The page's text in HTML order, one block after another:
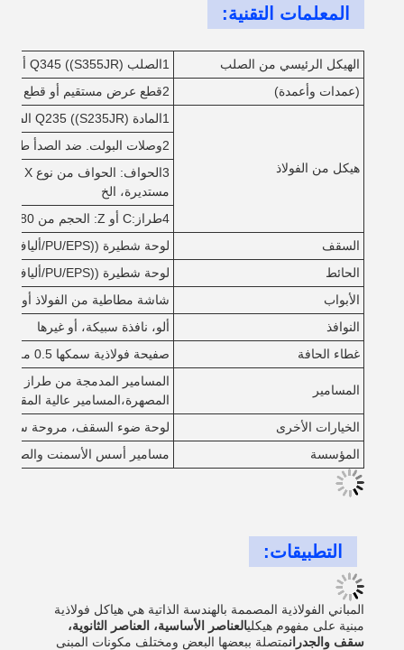
المعلمات التقنية:
الهيكل الرئيسي من الصلب
1الصلب Q345 ((S355JR) أو Q235 ((S235JR) شكل H
(عمدات وأعمدة)
2قطع عرض مستقيم أو قطع عرض متغير
هيكل من الفولاذ
1المادة Q235 ((S235JR) الفولاذ
2وصلات البولت. ضد الصدأ طلاء أو غلفاني
مستديرة، الخ
4طراز:C أو Z: الحجم من C80 إلى C320، Z120 إلى Z300
السقف
لوحة شطيرة ((PU/EPS/ألياف زجاجية/صوف الشجر) أو بلاط فولاذي ملون
الحائط
لوحة شطيرة ((PU/EPS/ألياف زجاجية/صوف الشجر) أو بلاط فولاذي ملون
الأبواب
شاشة مطاطية من الفولاذ أو
النوافذ
ألو، نافذة سبيكة، أو غيرها
غطاء الحافة
صفيحة فولاذية سمكها 0.5 ملم
المسامير
المصهرة،المسامير عالية
الخيارات الأخرى
لوحة ضوء السقف، مروحة سقف،
المؤسسة
مسامير أسس الأسمنت والصلب
التطبيقات:
المباني الفولاذية المصممة بالهندسة الذاتية هي هياكل فولاذية
مبنية على مفهوم هيكليالعناصر الأساسية، العناصر الثانوية،
سقف والجدرانمتصلة ببعضها البعض ومختلف مكونات المبنى